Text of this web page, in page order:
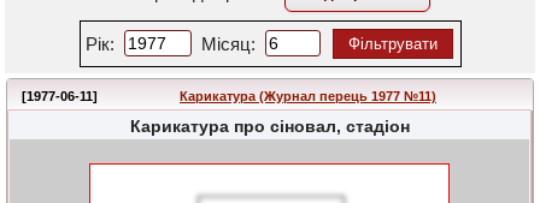
Рік: Місяц: Фільтрувати
[1977-06-11] Карикатура (Журнал перець 1977 №11)
Карикатура про сіновал, стадіон